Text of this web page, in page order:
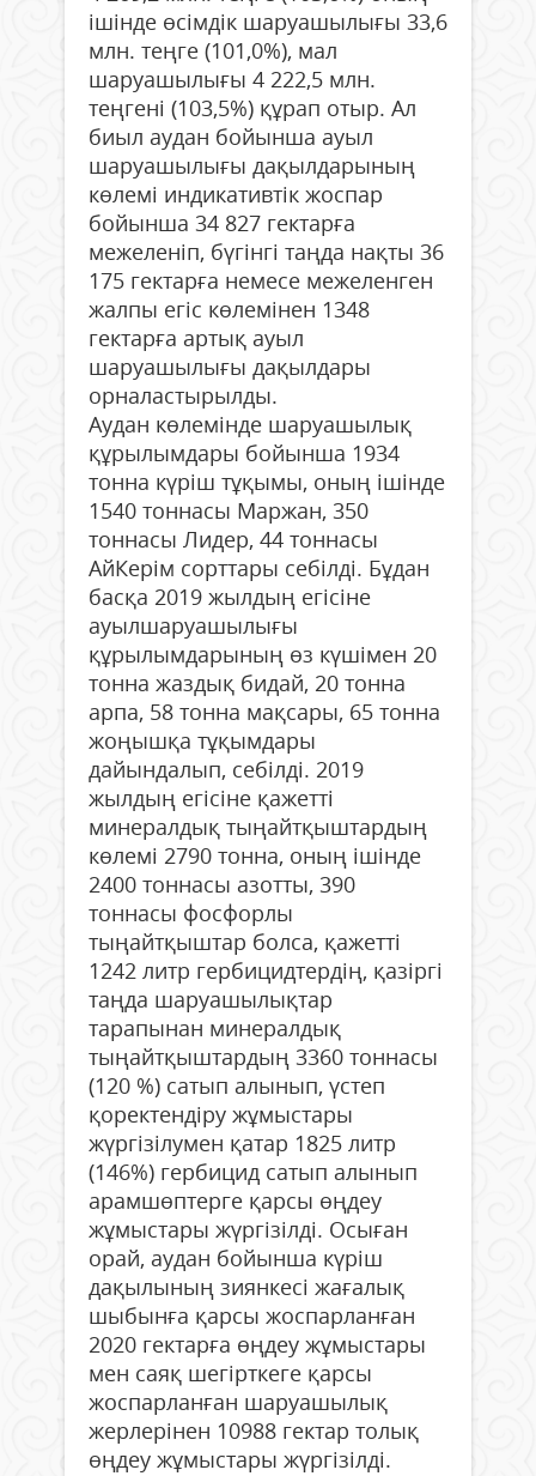
ішінде өсімдік шаруашылығы 33,6
млн. теңге (101,0%), мал
шаруашылығы 4 222,5 млн.
теңгені (103,5%) құрап отыр. Ал
биыл аудан бойынша ауыл
шаруашылығы дақылдарының
көлемі индикативтік жоспар
бойынша 34 827 гектарға
межеленіп, бүгінгі таңда нақты 36
175 гектарға немесе межеленген
жалпы егіс көлемінен 1348
гектарға артық ауыл
шаруашылығы дақылдары
орналастырылды.
Аудан көлемінде шаруашылық
құрылымдары бойынша 1934
тонна күріш тұқымы, оның ішінде
1540 тоннасы Маржан, 350
тоннасы Лидер, 44 тоннасы
АйКерім сорттары себілді. Бұдан
басқа 2019 жылдың егісіне
ауылшаруашылығы
құрылымдарының өз күшімен 20
тонна жаздық бидай, 20 тонна
арпа, 58 тонна мақсары, 65 тонна
жоңышқа тұқымдары
дайындалып, себілді. 2019
жылдың егісіне қажетті
минералдық тыңайтқыштардың
көлемі 2790 тонна, оның ішінде
2400 тоннасы азотты, 390
тоннасы фосфорлы
тыңайтқыштар болса, қажетті
1242 литр гербицидтердің, қазіргі
таңда шаруашылықтар
тарапынан минералдық
тыңайтқыштардың 3360 тоннасы
(120 %) сатып алынып, үстеп
қоректендіру жұмыстары
жүргізілумен қатар 1825 литр
(146%) гербицид сатып алынып
арамшөптерге қарсы өңдеу
жұмыстары жүргізілді. Осыған
орай, аудан бойынша күріш
дақылының зиянкесі жағалық
шыбынға қарсы жоспарланған
2020 гектарға өңдеу жұмыстары
мен саяқ шегірткеге қарсы
жоспарланған шаруашылық
жерлерінен 10988 гектар толық
өңдеу жұмыстары жүргізілді.